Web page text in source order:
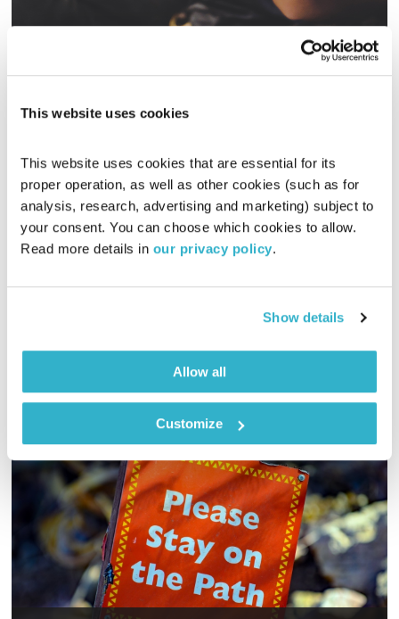
This website uses cookies
This website uses cookies that are essential for its
proper operation, as well as other cookies (such as for
analysis, research, advertising and marketing) subject to
your consent. You can choose which cookies to allow.
Read more details in our privacy policy.
Show details
Allow all
Customize
מנועים קדימה – 15.9.20
מנועים קדימה
גלית גורא-עיני
15.09.20
01:00:08
של גלית גורא-עיני
אודיו